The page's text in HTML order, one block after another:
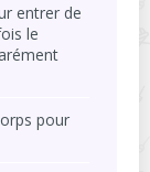
entrer de
le
pour